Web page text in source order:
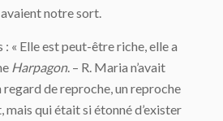
notre sort.
: « Elle est peut-être riche, elle a
Harpagon. – R. Maria n’avait
regard de reproche, un reproche
mais qui était si étonné d’exister